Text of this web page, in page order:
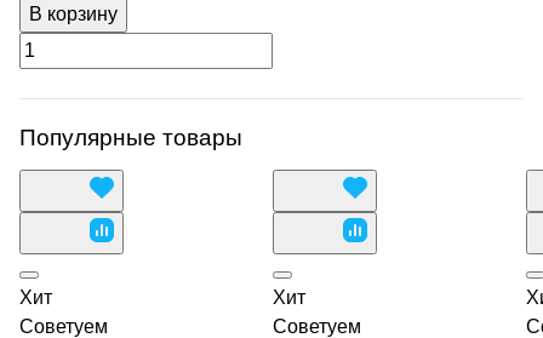
В корзину
Популярные товары
Хит
Советуем
Хит
Советуем